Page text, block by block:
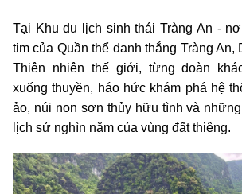
Tại Khu du lịch sinh thái Tràng An -
tim của Quần thể danh thắng Tràng An,
Thiên nhiên thế giới, từng đoàn
xuống thuyền, háo hức khám phá hệ
ảo, núi non sơn thủy hữu tình và
lịch sử nghìn năm của vùng đất thiêng.